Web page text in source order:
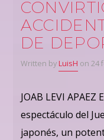
DE
Written by LuisH on 24
JOAB LEVI APAEZ
espectáculo del
japonés, un